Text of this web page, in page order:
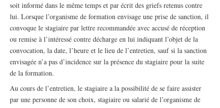
soit informé dans le même temps et par écrit des griefs retenus contre
lui. Lorsque l’organisme de formation envisage une prise de sanction, il
convoque le stagiaire par lettre recommandée avec accusé de réception
ou remise à l’intéressé contre décharge en lui indiquant l’objet de la
convocation, la date, l’heure et le lieu de l’entretien, sauf si la sanction
envisagée n’a pas d’incidence sur la présence du stagiaire pour la suite
de la formation.
Au cours de l’entretien, le stagiaire a la possibilité de se faire assister
par une personne de son choix, stagiaire ou salarié de l’organisme de